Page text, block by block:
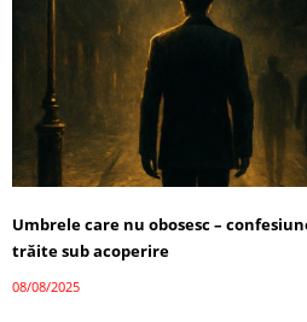
Umbrele care nu obosesc –
trăite sub acoperire
08/08/2025